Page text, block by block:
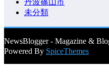
未分類
NewsBlogger - Magazine &
Powered By SpiceThemes